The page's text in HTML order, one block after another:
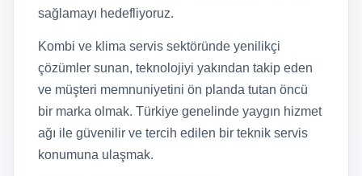
sağlamayı hedefliyoruz.
Kombi ve klima servis sektöründe yenilikçi
çözümler sunan, teknolojiyi yakından takip eden
ve müşteri memnuniyetini ön planda tutan öncü
bir marka olmak. Türkiye genelinde yaygın hizmet
ağı ile güvenilir ve tercih edilen bir teknik servis
konumuna ulaşmak.